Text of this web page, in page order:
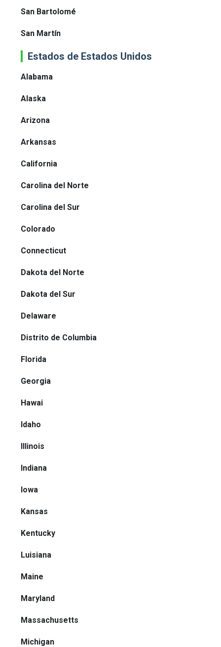
San Bartolomé
San Martín
Estados de Estados Unidos
Alabama
Alaska
Arizona
Arkansas
California
Carolina del Norte
Carolina del Sur
Colorado
Connecticut
Dakota del Norte
Dakota del Sur
Delaware
Distrito de Columbia
Florida
Georgia
Hawai
Idaho
Illinois
Indiana
Iowa
Kansas
Kentucky
Luisiana
Maine
Maryland
Massachusetts
Michigan